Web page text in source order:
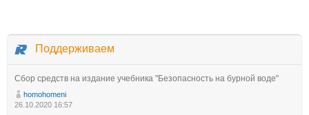
Поддерживаем
Сбор средств на издание учебника "Безопасность на бурной воде"
homohomeni
26.10.2020 16:57